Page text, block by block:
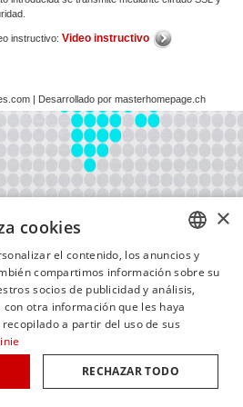
instructivo: Video instructivo
| Desarrollado por masterhomepage.ch
×
cookies
el contenido, los anuncios y
compartimos información sobre su
socios de publicidad y análisis,
otra información que les haya
a partir del uso de sus
RECHAZAR TODO